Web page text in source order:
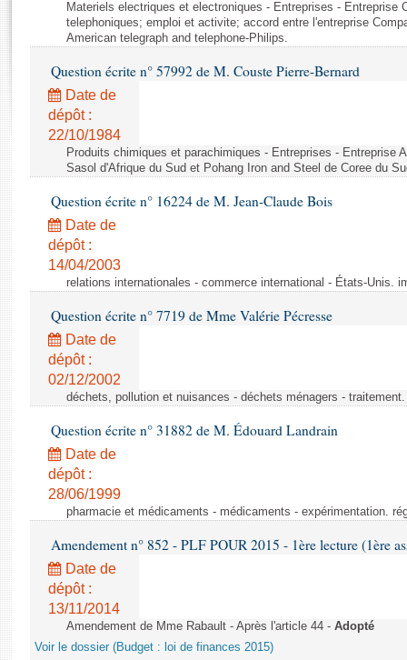
Rapports d'information
Rapports d'enquête
Rapports législatifs
Rapports sur l'application des lois
Baromètre de l’application des lois
Budget et sécurité sociale
Questions écrites et orales
Comptes rendus des débats
Anciennes législatures
Liens vers les sites publics
Materiels electriques et electroniques - Entreprises - Entreprise
telephoniques; emploi et activite; accord entre l'entreprise
American telegraph and telephone-Philips.
Question écrite n° 57992 de M. Couste Pierre-Bernard
Date de
dépôt :
22/10/1984
Produits chimiques et parachimiques - Entreprises - Entreprise
Sasol d'Afrique du Sud et Pohang Iron and Steel de Coree du
Question écrite n° 16224 de M. Jean-Claude Bois
Date de
dépôt :
14/04/2003
relations internationales - commerce international - États-Unis.
Question écrite n° 7719 de Mme Valérie Pécresse
Date de
dépôt :
02/12/2002
déchets, pollution et nuisances - déchets ménagers -
Question écrite n° 31882 de M. Édouard Landrain
Date de
dépôt :
28/06/1999
pharmacie et médicaments - médicaments - expérimentation.
Amendement n° 852 - PLF POUR 2015 - 1ère lecture (1ère
Date de
dépôt :
13/11/2014
Amendement de Mme Rabault - Après l'article 44 - Adopté
Voir le dossier (Budget : loi de finances 2015)